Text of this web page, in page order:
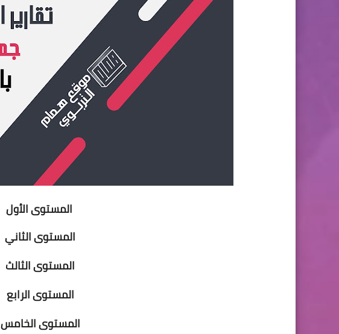
المستوى الأول
المستوى الثاني
المستوى الثالث
المستوى الرابع
المستوى الخامس